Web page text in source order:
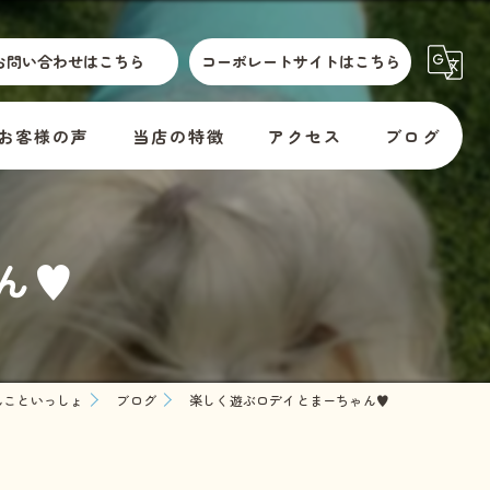
問い合わせはこちら コーポレートサイトはこちら
客様の声 当店の特徴
散歩代行
訪問
預かり
アクセス
横須賀市動物取扱標識
ブログ
コラム
♥️
といっしょ ブログ 楽しく遊ぶロデイとまーちゃん♥️